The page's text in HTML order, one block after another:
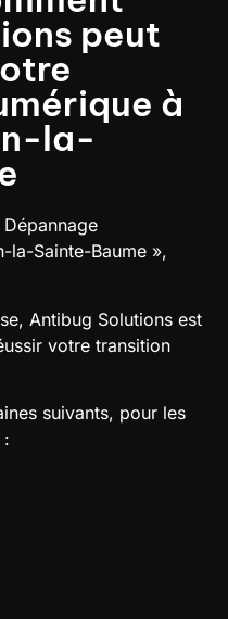
peut
à
la-
la-Sainte-Baume »,
Antibug Solutions est
votre transition
suivants, pour les
: